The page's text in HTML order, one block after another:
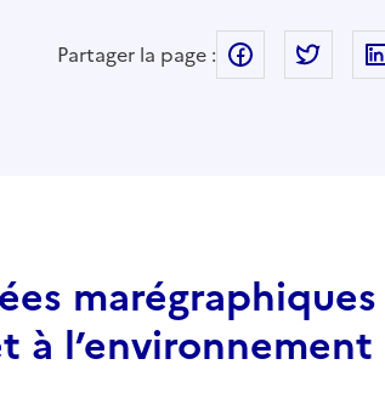
Partager la page : facebook
à